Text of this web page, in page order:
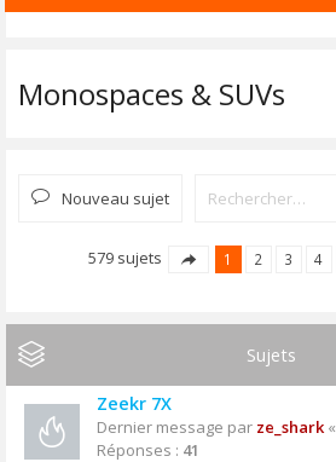
Monospaces & SUVs
Nouveau sujet
579 sujets 1 2 3 4
Sujets
Zeekr 7X
Dernier message par ze_shark«
Réponses : 41